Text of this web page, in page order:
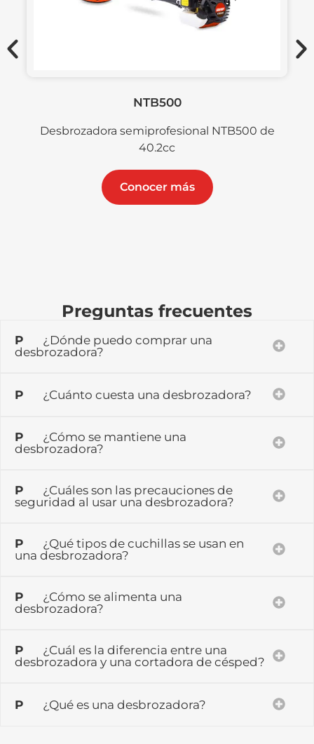
NTB500
Desbrozadora semiprofesional NTB500 de
40.2cc
Conocer más
Preguntas frecuentes
P ¿Dónde puedo comprar una
desbrozadora?
P ¿Cuánto cuesta una desbrozadora?
P ¿Cómo se mantiene una
desbrozadora?
P ¿Cuáles son las precauciones de
seguridad al usar una desbrozadora?
P ¿Qué tipos de cuchillas se usan en
una desbrozadora?
P ¿Cómo se alimenta una
desbrozadora?
P ¿Cuál es la diferencia entre una
desbrozadora y una cortadora de césped?
P ¿Qué es una desbrozadora?